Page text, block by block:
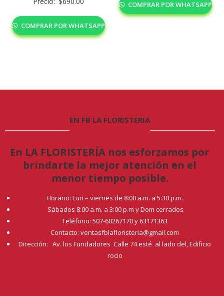
COMPRAR POR WHATSAPP
COMPRAR POR WHATSAPP
EN FB LA FLORISTERIA
En LA FLORISTERÍA nos esforzamos por
brindarte la mejor atención en el
menor tiempo posible.
Horario: Lun – viernes de 8:00 a.m. a 5:30 p.m.
Sábados 8:00 a.m. a 3:00 p.m y Dom cerrados
Teléfono: 507-60267170 y 63171363
Contacto: ventasfblafloristeria@gmail.com
Dirección: Av. los Fundadores Calle 74 esté al lado del, Edificio
rocio